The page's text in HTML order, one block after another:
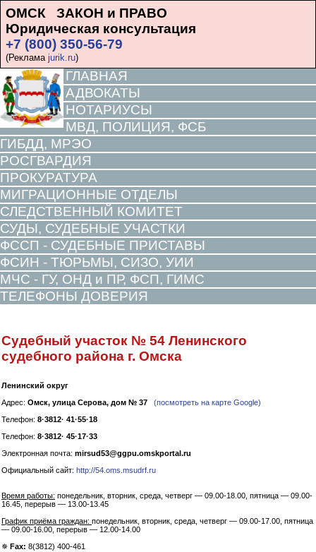
ОМСК ЗАКОН и ПРАВО
Юридическая консультация
+7 (800) 350-56-79
(Реклама jurik.ru)
ГЛАВНАЯ
АДВОКАТЫ
НОТАРИУСЫ
МВД, ПОЛИЦИЯ, ФСБ
ГИБДД, МРЭО
РОСГВАРДИЯ
ПРОКУРАТУРА
МИГРАЦИОННЫЕ ОТДЕЛЫ
СЛЕДСТВЕННЫЙ КОМИТЕТ
СУДЫ, СУДЕБНЫЕ УЧАСТКИ
ФССП - СУДЕБНЫЕ ПРИСТАВЫ
ФСИН - ТЮРЬМЫ, СИЗО, УИИ
МЧС - ГУ, ОНД и ПР, ФСП, ГИМС
ТЕЛЕФОНЫ ДОВЕРИЯ
Судебный участок № 54 Ленинского
судебного района г. Омска
Ленинский округ
Адрес: Омск, улица Серова, дом № 37
(посмотреть на карте Google)
Телефон: 8·3812· 41·55·18
Телефон: 8·3812· 45·17·33
Электронная почта: mirsud53@ggpu.omskportal.ru
Официальный сайт: http://54.oms.msudrf.ru
Время работы: понедельник, вторник, среда, четверг — 09.00-18.00, пятница — 09.00-
16.45, перерыв — 13.00-13.45
График приёма граждан: понедельник, вторник, среда, четверг — 09.00-17.00, пятница
— 09.00-16.00, перерыв — 12.00-14.00
✵ Fax: 8(3812) 400-461